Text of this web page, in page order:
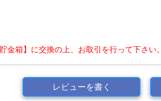
箱】に交換の上、お取引を行って下さい。
レビューを書く